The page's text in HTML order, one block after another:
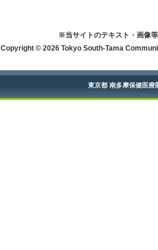
※当サイトのテキスト・画像
Copyright © 2026 Tokyo South-Tama
東京都 南多摩保健医療